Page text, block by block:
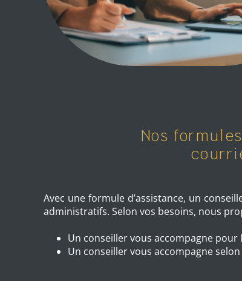
Nos
Avec une formule d’assistance, un
administratifs. Selon vos besoins, nous
Un conseiller vous accompagne
Un conseiller vous accompagne